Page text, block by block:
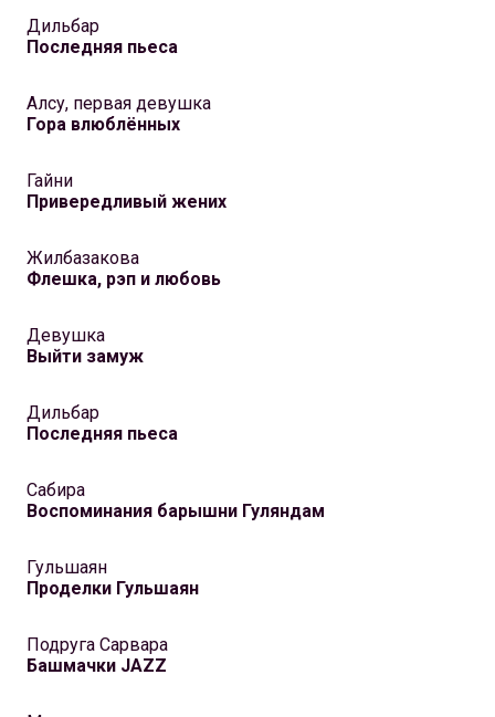
Дильбар
Последняя пьеса
Алсу, первая девушка
Гора влюблённых
Гайни
Привередливый жених
Жилбазакова
Флешка, рэп и любовь
Девушка
Выйти замуж
Дильбар
Последняя пьеса
Сабира
Воспоминания барышни Гуляндам
Гульшаян
Проделки Гульшаян
Подруга Сарвара
Башмачки JAZZ